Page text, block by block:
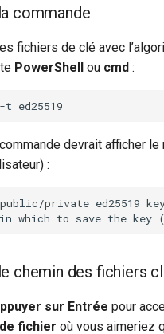
commande
fichiers de clé avec
PowerShell ou cmd :
-t
devrait afficher
:
chemin des fichiers
sur Entrée pour
fichier où vous aimeriez